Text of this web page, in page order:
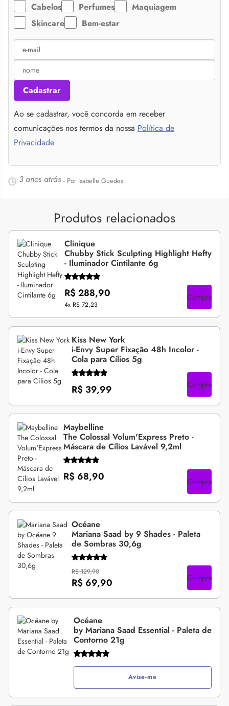
Cabelos
Perfumes
Maquiagem
Skincare
Bem-estar
Cadastrar
Ao se cadastrar, você concorda em receber
comunicações nos termos da nossa Política de
Privacidade
3 anos atrás - Por Isabelle Guedes
Produtos relacionados
Clinique
Chubby Stick Sculpting Highlight Hefty
- Iluminador Cintilante 6g
R$ 288,90
4x R$ 72,23
Compre
Kiss New York
i-Envy Super Fixação 48h Incolor -
Cola para Cílios 5g
R$ 39,99 Compre
Maybelline
The Colossal Volum'Express Preto -
Máscara de Cílios Lavável 9,2ml
R$ 68,90 Compre
Océane
Mariana Saad by 9 Shades - Paleta
de Sombras 30,6g
R$ 129,90
R$ 69,90 Compre
Océane
by Mariana Saad Essential - Paleta de
Contorno 21g
Avise-me